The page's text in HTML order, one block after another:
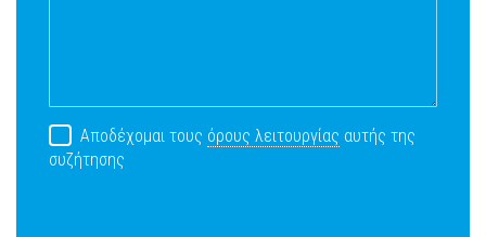
Αποδέχομαι τους όρους λειτουργίας αυτής της
συζήτησης